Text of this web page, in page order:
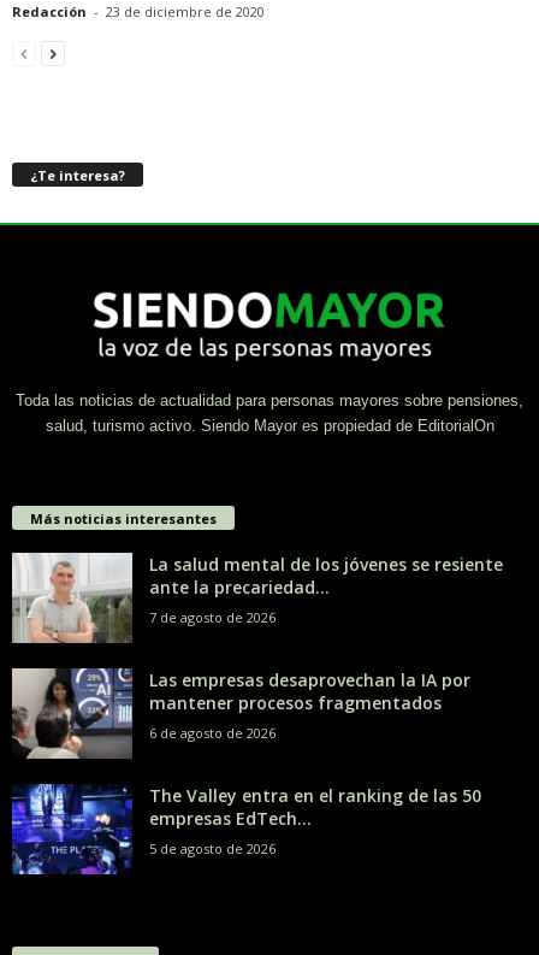
Redacción - 23 de diciembre de 2020
¿Te interesa?
Toda las noticias de actualidad para personas mayores sobre pensiones,
salud, turismo activo. Siendo Mayor es propiedad de EditorialOn
Más noticias interesantes
La salud mental de los jóvenes se resiente
ante la precariedad...
7 de agosto de 2026
Las empresas desaprovechan la IA por
mantener procesos fragmentados
6 de agosto de 2026
The Valley entra en el ranking de las 50
empresas EdTech...
5 de agosto de 2026